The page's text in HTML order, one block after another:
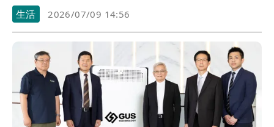
吹...
生活 2026/07/09 14:56